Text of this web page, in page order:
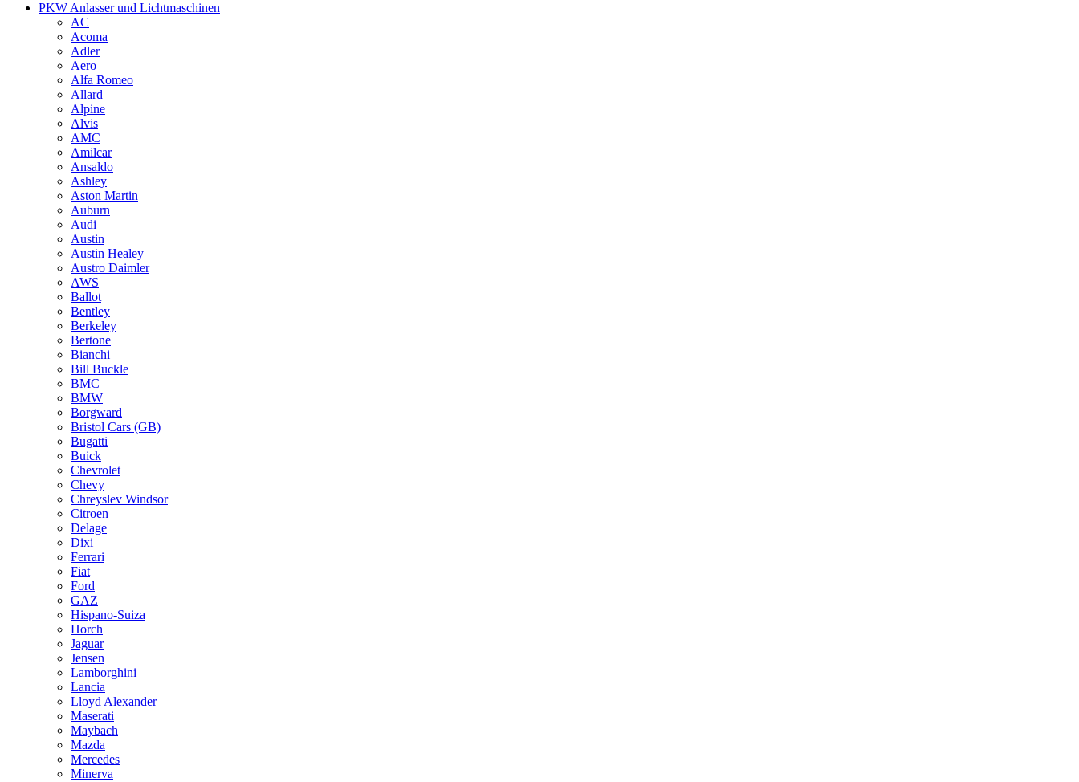
PKW Anlasser und Lichtmaschinen
AC
Acoma
Adler
Aero
Alfa Romeo
Allard
Alpine
Alvis
AMC
Amilcar
Ansaldo
Ashley
Aston Martin
Auburn
Audi
Austin
Austin Healey
Austro Daimler
AWS
Ballot
Bentley
Berkeley
Bertone
Bianchi
Bill Buckle
BMC
BMW
Borgward
Bristol Cars (GB)
Bugatti
Buick
Chevrolet
Chevy
Chreyslev Windsor
Citroen
Delage
Dixi
Ferrari
Fiat
Ford
GAZ
Hispano-Suiza
Horch
Jaguar
Jensen
Lamborghini
Lancia
Lloyd Alexander
Maserati
Maybach
Mazda
Mercedes
Minerva